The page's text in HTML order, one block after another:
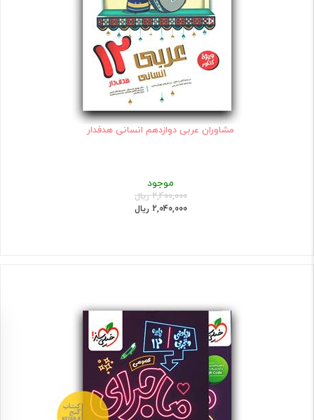
مشاوران عربی دوازدهم انسانی هدفدار
موجود
2,400,000 ریال
2,040,000 ریال